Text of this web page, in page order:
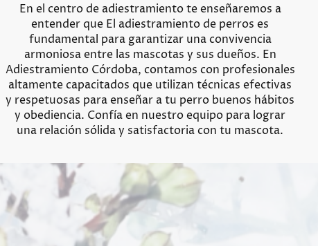
En el centro de adiestramiento te enseñaremos a
entender que El adiestramiento de perros es
fundamental para garantizar una convivencia
armoniosa entre las mascotas y sus dueños. En
Adiestramiento Córdoba, contamos con profesionales
altamente capacitados que utilizan técnicas efectivas
y respetuosas para enseñar a tu perro buenos hábitos
y obediencia. Confía en nuestro equipo para lograr
una relación sólida y satisfactoria con tu mascota.